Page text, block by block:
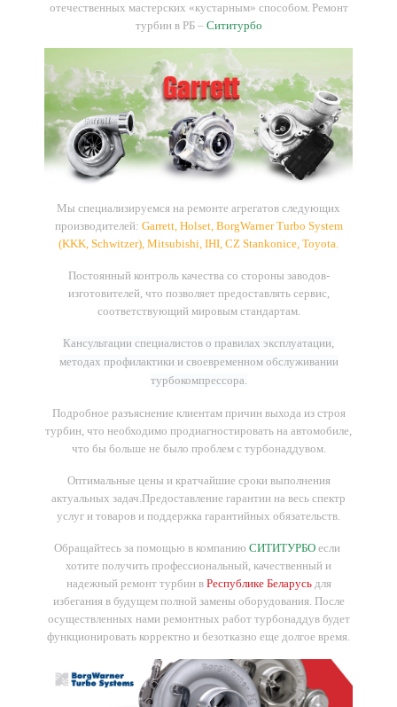
отечественных мастерских «кустарным» способом. Ремонт
турбин в РБ – Сититурбо
Мы специализируемся на ремонте агрегатов следующих
производителей: Garrett, Holset, BorgWarner Turbo System
(KKK, Schwitzer), Mitsubishi, IHI, CZ Stankonice, Toyota.
Постоянный контроль качества со стороны заводов-
изготовителей, что позволяет предоставлять сервис,
соответствующий мировым стандартам.
Кансультации специалистов о правилах эксплуатации,
методах профилактики и своевременном обслуживании
турбокомпрессора.
Подробное разъяснение клиентам причин выхода из строя
турбин, что необходимо продиагностировать на автомобиле,
что бы больше не было проблем с турбонаддувом.
Оптимальные цены и кратчайшие сроки выполнения
актуальных задач.Предоставление гарантии на весь спектр
услуг и товаров и поддержка гарантийных обязательств.
Обращайтесь за помощью в компанию СИТИТУРБО если
хотите получить профессиональный, качественный и
надежный ремонт турбин в Республике Беларусьдля
избегания в будущем полной замены оборудования. После
осуществленных нами ремонтных работ турбонаддув будет
функционировать корректно и безотказно еще долгое время.